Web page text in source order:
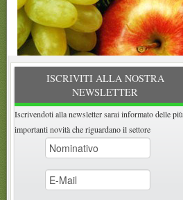
ISCRIVITI ALLA NOSTRA
NEWSLETTER
Iscrivendoti alla newsletter sarai informato delle più
importanti novità che riguardano il settore